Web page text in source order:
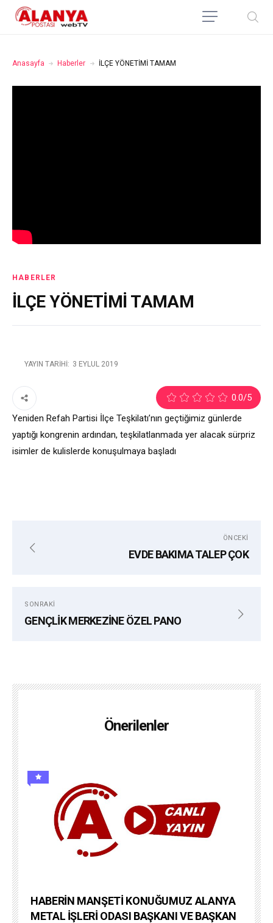
Anasayfa Haberler İLÇE YÖNETİMİ TAMAM
HABERLER
İLÇE YÖNETİMİ TAMAM
YAYIN TARIHI: 3 EYLÜL 2019
0.0/5
Yeniden Refah Partisi İlçe Teşkilatı’nın geçtiğimiz günlerde
yaptığı kongrenin ardından, teşkilatlanmada yer alacak sürpriz
isimler de kulislerde konuşulmaya başladı
ÖNCEKI
EVDE BAKIMA TALEP ÇOK
SONRAKI
GENÇLİK MERKEZİNE ÖZEL PANO
Önerilenler
HABERİN MANŞETİ KONUĞUMUZ ALANYA
METAL İŞLERİ ODASI BAŞKANI VE BAŞKAN